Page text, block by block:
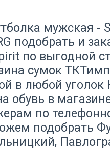
мужская -
подобрать и
по выгодной
сумок
в любой
обувь в
по
подобрать